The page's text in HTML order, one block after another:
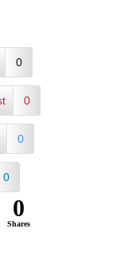
0
0
0
0
0
Shares